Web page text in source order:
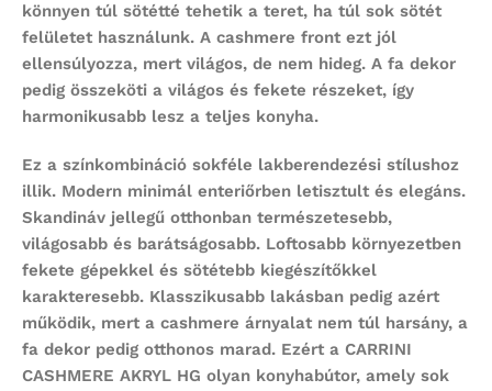
könnyen túl sötétté tehetik a teret, ha túl sok sötét
felületet használunk. A cashmere front ezt jól
ellensúlyozza, mert világos, de nem hideg. A fa dekor
pedig összeköti a világos és fekete részeket, így
harmonikusabb lesz a teljes konyha.
Ez a színkombináció sokféle lakberendezési stílushoz
illik. Modern minimál enteriőrben letisztult és elegáns.
Skandináv jellegű otthonban természetesebb,
világosabb és barátságosabb. Loftosabb környezetben
fekete gépekkel és sötétebb kiegészítőkkel
karakteresebb. Klasszikusabb lakásban pedig azért
működik, mert a cashmere árnyalat nem túl harsány, a
fa dekor pedig otthonos marad. Ezért a CARRINI
CASHMERE AKRYL HG olyan konyhabútor, amely sok